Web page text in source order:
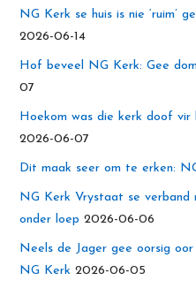
NG Kerk se huis is nie ‘ruim’
2026-06-14
Hof beveel NG Kerk: Gee
07
Hoekom was die kerk doof vir
2026-06-07
Dit maak seer om te erken:
NG Kerk Vrystaat se verband
onder loep 2026-06-06
Neels de Jager gee oorsig
NG Kerk 2026-06-05